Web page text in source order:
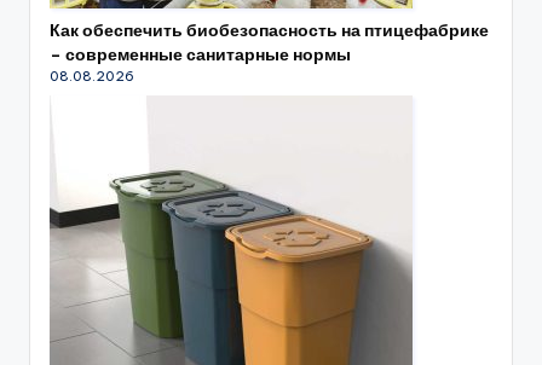
Как обеспечить биобезопасность на птицефабрике
– современные санитарные нормы
08.08.2026